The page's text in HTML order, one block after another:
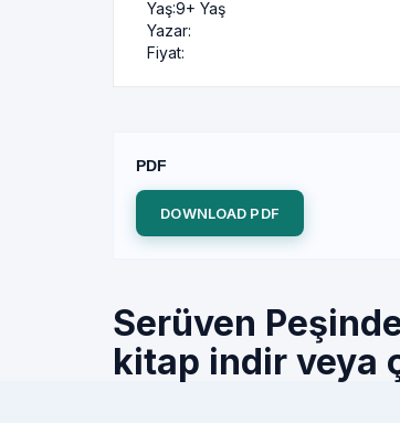
Yaş:9+ Yaş
Yazar:
Fiyat:
PDF
DOWNLOAD PDF
Serüven
kitap indir veya